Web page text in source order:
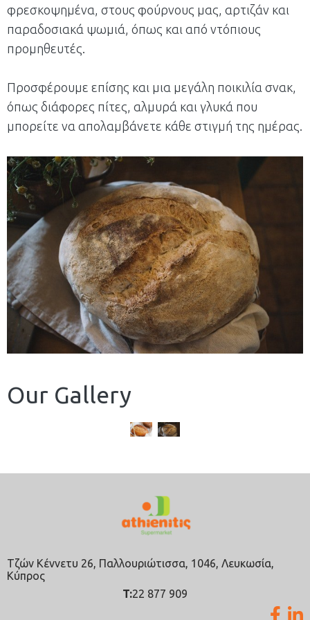
φρεσκοψημένα, στους φούρνους μας, αρτιζάν και
παραδοσιακά ψωμιά, όπως και από ντόπιους
προμηθευτές.
Προσφέρουμε επίσης και μια μεγάλη ποικιλία σνακ,
όπως διάφορες πίτες, αλμυρά και γλυκά που
μπορείτε να απολαμβάνετε κάθε στιγμή της ημέρας.
Our Gallery
Τζών Κέννετυ 26, Παλλουριώτισσα, 1046, Λευκωσία,
Κύπρος
T:22 877 909